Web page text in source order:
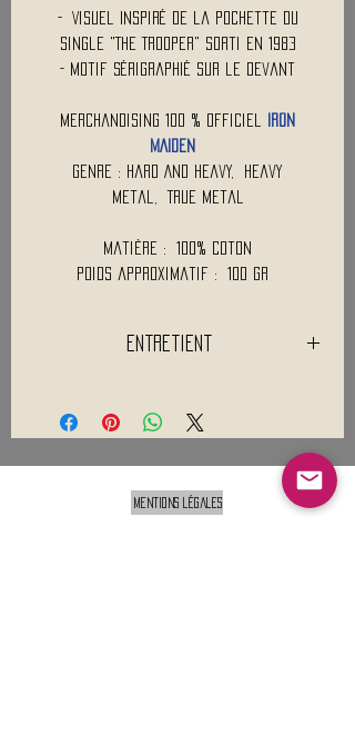
- Visuel Inspiré de la Pochette du
Single "The Trooper" Sorti en 1983
- Motif Sérigraphié sur le Devant
Merchandising 100 % Officiel
IRON
MAIDEN
Genre : Hard And Heavy, Heavy
Metal, True Metal
Matière : 100% Coton
Poids approximatif : 100 Gr
Entretient
Pas de blanchiment
Pas de séchage en tambour
Repassage à température faible
Mentions légales